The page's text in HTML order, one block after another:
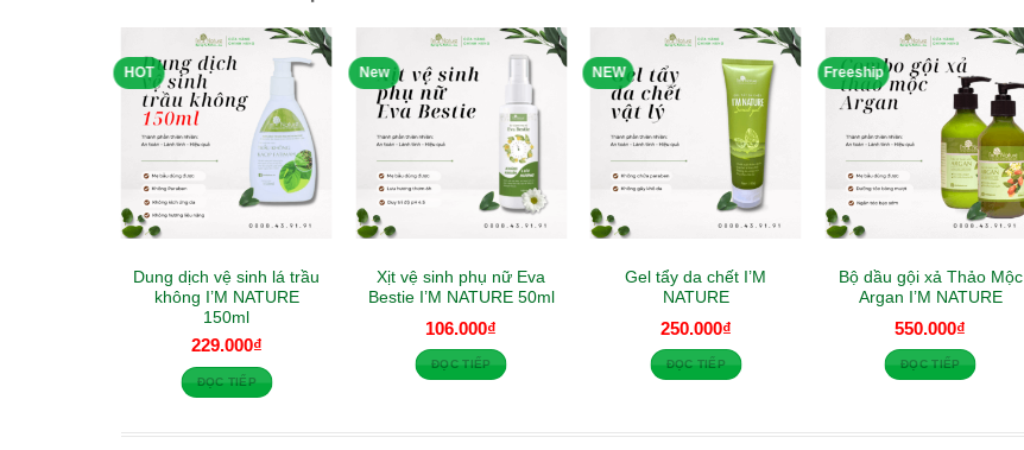
HOT
Dung dịch vệ sinh lá trầu
không I’M NATURE
150ml
229.000₫
ĐỌC TIẾP
New
Xịt vệ sinh phụ nữ Eva
Bestie I’M NATURE 50ml
106.000₫
ĐỌC TIẾP
NEW
Gel tẩy da chết I’M
NATURE
250.000₫
ĐỌC TIẾP
Freeship
Bộ dầu gội xả Thảo Mộc
Argan I’M NATURE
550.000₫
ĐỌC TIẾP